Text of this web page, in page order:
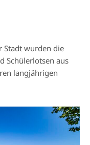
Stadt wurden die
Schülerlotsen aus
langjährigen